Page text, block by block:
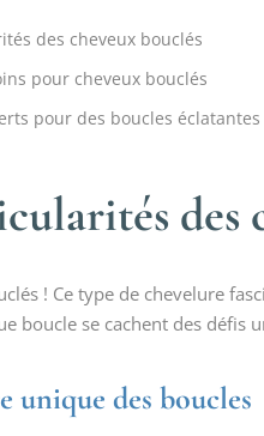
des cheveux bouclés
pour cheveux bouclés
pour des boucles éclatantes
des
! Ce type de chevelure
boucle se cachent des défis
unique des boucles